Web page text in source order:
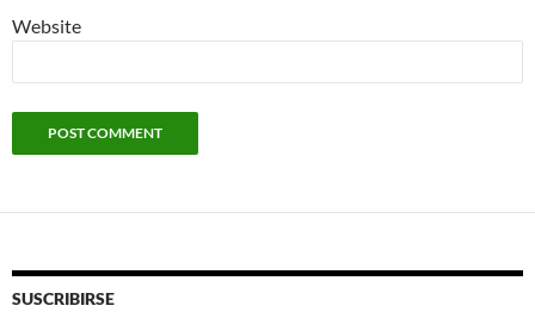
Website
SUSCRIBIRSE